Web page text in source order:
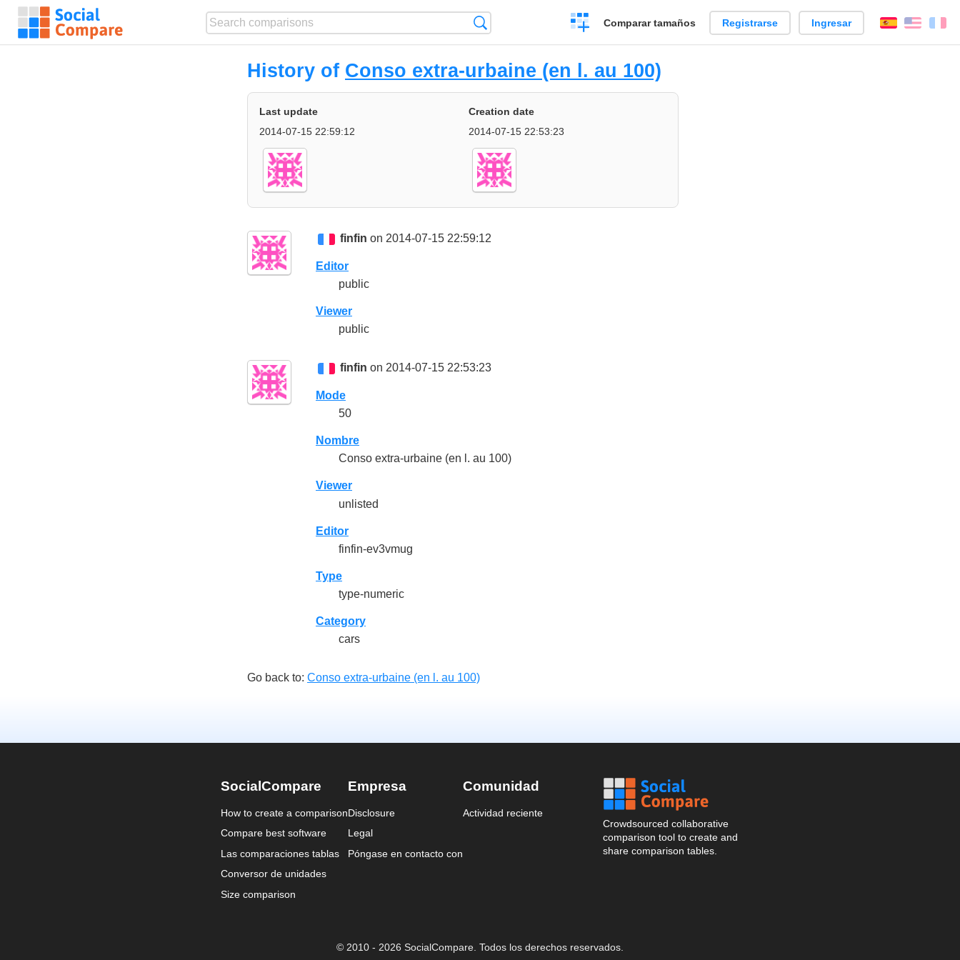
Crear
una
comparación
Comparar tamaños Registrarse Ingresar EspañolEnglish
History of Conso extra-urbaine (en l. au 100)
Last update
2014-07-15 22:59:12
Creation date
2014-07-15 22:53:23
finfin on 2014-07-15 22:59:12
Editor
public
Viewer
public
finfin on 2014-07-15 22:53:23
Mode
50
Nombre
Conso extra-urbaine (en l. au 100)
Viewer
unlisted
Editor
finfin-ev3vmug
Type
type-numeric
Category
cars
Go back to: Conso extra-urbaine (en l. au 100)
SocialCompare
How to create a comparison
Compare best software
Las comparaciones tablas
Conversor de unidades
Size comparison
Empresa
Disclosure
Legal
Póngase en contacto con
Comunidad
Actividad reciente
Crowdsourced collaborative
comparison tool to create and
share comparison tables.
© 2010 - 2026 SocialCompare. Todos los derechos reservados.